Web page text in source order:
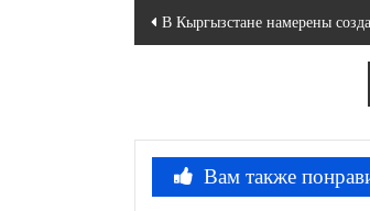
Навигация
В Кыргызстане намерены
Вам также